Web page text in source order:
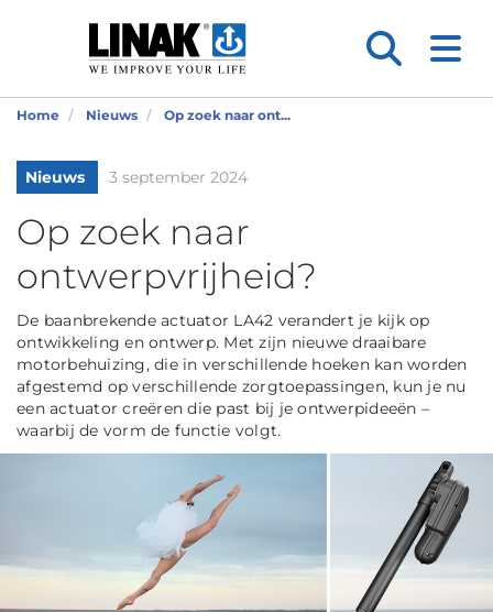
Home Nieuws Op zoek naar ont...
Nieuws 3 september 2024
Op zoek naar
ontwerpvrijheid?
De baanbrekende actuator LA42 verandert je kijk op
ontwikkeling en ontwerp. Met zijn nieuwe draaibare
motorbehuizing, die in verschillende hoeken kan worden
afgestemd op verschillende zorgtoepassingen, kun je nu
een actuator creëren die past bij je ontwerpideeën –
waarbij de vorm de functie volgt.